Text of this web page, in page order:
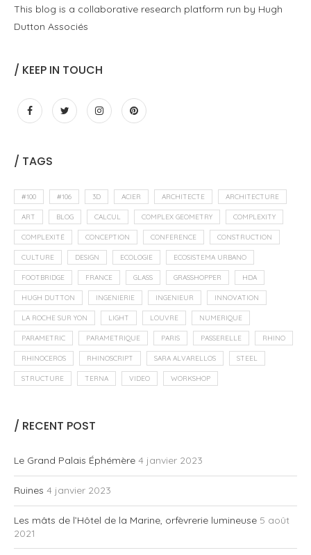
This blog is a collaborative research platform run by Hugh
Dutton Associés
/ KEEP IN TOUCH
/ TAGS
#100 #106 3D ACIER ARCHITECTE ARCHITECTURE
ART BLOG CALCUL COMPLEX GEOMETRY COMPLEXITY
COMPLEXITÉ CONCEPTION CONFERENCE CONSTRUCTION
CULTURE DESIGN ECOLOGIE ECOSISTEMA URBANO
FOOTBRIDGE FRANCE GLASS GRASSHOPPER HDA
HUGH DUTTON INGENIERIE INGENIEUR INNOVATION
LA ROCHE SUR YON LIGHT LOUVRE NUMERIQUE
PARAMETRIC PARAMETRIQUE PARIS PASSERELLE RHINO
RHINOCEROS RHINOSCRIPT SARA ALVARELLOS STEEL
STRUCTURE TERNA VIDEO WORKSHOP
/ RECENT POST
Le Grand Palais Éphémère 4 janvier 2023
Ruines 4 janvier 2023
Les mâts de l’Hôtel de la Marine, orfèvrerie lumineuse 5 août
2021